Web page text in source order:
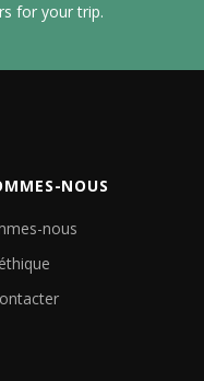
for your trip.
NOUS
nous